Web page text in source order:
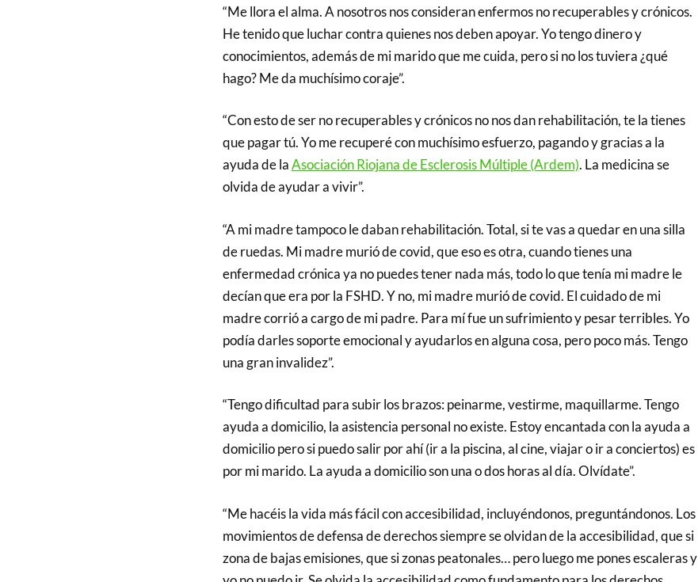
“Me llora el alma. A nosotros nos consideran enfermos no recuperables y crónicos.
He tenido que luchar contra quienes nos deben apoyar. Yo tengo dinero y
conocimientos, además de mi marido que me cuida, pero si no los tuviera ¿qué
hago? Me da muchísimo coraje”.
“Con esto de ser no recuperables y crónicos no nos dan rehabilitación, te la tienes
que pagar tú. Yo me recuperé con muchísimo esfuerzo, pagando y gracias a la
ayuda de laAsociación Riojana de Esclerosis Múltiple (Ardem). La medicina se
olvida de ayudar a vivir”.
“A mi madre tampoco le daban rehabilitación. Total, si te vas a quedar en una silla
de ruedas. Mi madre murió de covid, que eso es otra, cuando tienes una
enfermedad crónica ya no puedes tener nada más, todo lo que tenía mi madre le
decían que era por la FSHD. Y no, mi madre murió de covid. El cuidado de mi
madre corrió a cargo de mi padre. Para mí fue un sufrimiento y pesar terribles. Yo
podía darles soporte emocional y ayudarlos en alguna cosa, pero poco más. Tengo
una gran invalidez”.
“Tengo dificultad para subir los brazos: peinarme, vestirme, maquillarme. Tengo
ayuda a domicilio, la asistencia personal no existe. Estoy encantada con la ayuda a
domicilio pero si puedo salir por ahí (ir a la piscina, al cine, viajar o ir a conciertos) es
por mi marido. La ayuda a domicilio son una o dos horas al día. Olvídate”.
“Me hacéis la vida más fácil con accesibilidad, incluyéndonos, preguntándonos. Los
movimientos de defensa de derechos siempre se olvidan de la accesibilidad, que si
zona de bajas emisiones, que si zonas peatonales… pero luego me pones escaleras y